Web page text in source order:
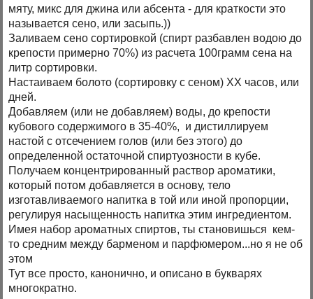
мяту, микс для джина или абсента - для краткости это
называется сено, или засыпь.))
Заливаем сено сортировкой (спирт разбавлен водою до
крепости примерно 70%) из расчета 100грамм сена на
литр сортировки.
Настаиваем болото (сортировку с сеном) ХХ часов, или
дней.
Добавляем (или не добавляем) воды, до крепости
кубового содержимого в 35-40%, и дистиллируем
настой с отсечением голов (или без этого) до
определенной остаточной спиртуозности в кубе.
Получаем концентрированный раствор ароматики,
который потом добавляется в основу, тело
изготавливаемого напитка в той или иной пропорции,
регулируя насыщенность напитка этим ингредиентом.
Имея набор ароматных спиртов, ты становишься кем-
то средним между барменом и парфюмером...но я не об
этом
Тут все просто, канонично, и описано в букварях
многократно.